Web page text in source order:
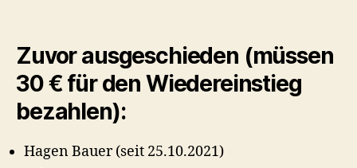
Zuvor ausgeschieden (müssen
30 € für den Wiedereinstieg
bezahlen):
Hagen Bauer (seit 25.10.2021)